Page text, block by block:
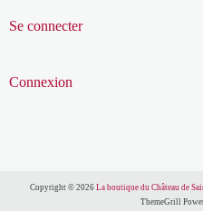
Se connecter
Connexion
Copyright © 2026 La boutique du Château de
ThemeGrill